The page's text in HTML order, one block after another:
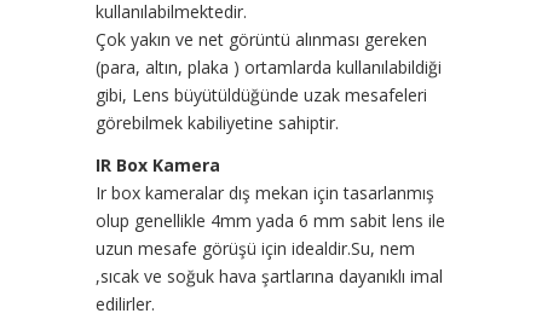
kullanılabilmektedir.
Çok yakın ve net görüntü alınması gereken
(para, altın, plaka ) ortamlarda kullanılabildiği
gibi, Lens büyütüldüğünde uzak mesafeleri
görebilmek kabiliyetine sahiptir.
IR Box Kamera
Ir box kameralar dış mekan için tasarlanmış
olup genellikle 4mm yada 6 mm sabit lens ile
uzun mesafe görüşü için idealdir.Su, nem
,sıcak ve soğuk hava şartlarına dayanıklı imal
edilirler.